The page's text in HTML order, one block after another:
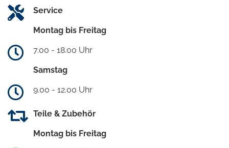
Service
Montag bis Freitag
7.00 - 18.00 Uhr
Samstag
9.00 - 12.00 Uhr
Teile & Zubehör
Montag bis Freitag